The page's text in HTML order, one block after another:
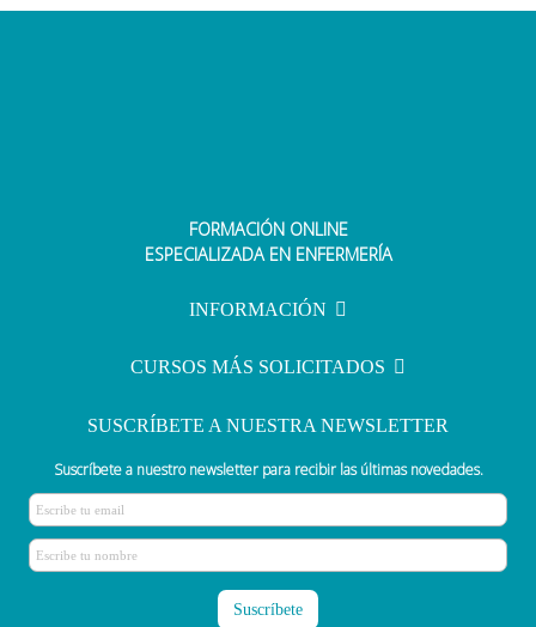
FORMACIÓN ONLINE
ESPECIALIZADA EN ENFERMERÍA
INFORMACIÓN
CURSOS MÁS SOLICITADOS
SUSCRÍBETE A NUESTRA NEWSLETTER
Suscríbete a nuestro newsletter para recibir las últimas novedades.